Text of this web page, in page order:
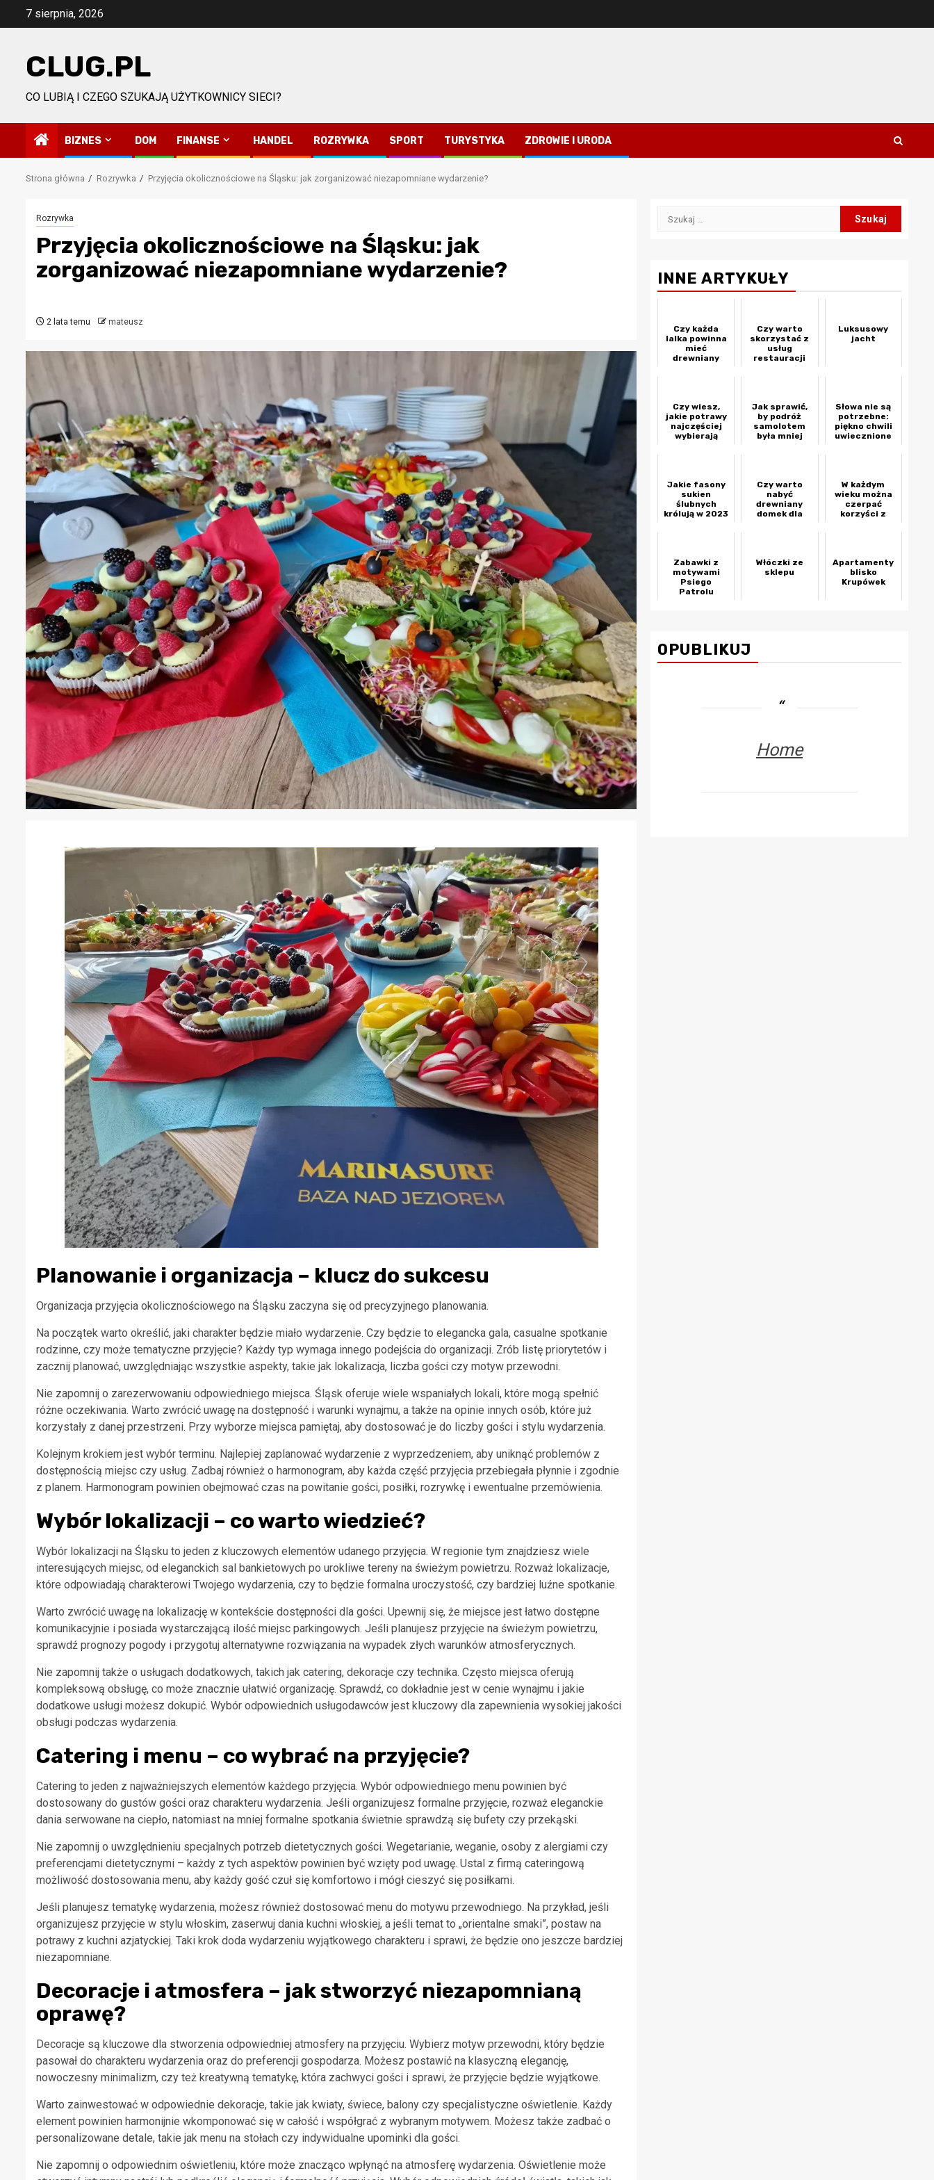
Przejdź7 sierpnia, 2026
CLUG.PL
CO LUBIĄ I CZEGO SZUKAJĄ UŻYTKOWNICY SIECI?
BIZNES DOM FINANSE HANDEL ROZRYWKA SPORT TURYSTYKA ZDROWIE I URODA
Strona główna Rozrywka Przyjęcia okolicznościowe na Śląsku: jak zorganizować niezapomniane wydarzenie?
Rozrywka
Przyjęcia okolicznościowe na Śląsku: jak
zorganizować niezapomniane wydarzenie?
2 lata temu mateusz
Planowanie i organizacja – klucz do sukcesu
Organizacja przyjęcia okolicznościowego na Śląsku zaczyna się od precyzyjnego planowania.
Na początek warto określić, jaki charakter będzie miało wydarzenie. Czy będzie to elegancka gala, casualne spotkanie
rodzinne, czy może tematyczne przyjęcie? Każdy typ wymaga innego podejścia do organizacji. Zrób listę priorytetów i
zacznij planować, uwzględniając wszystkie aspekty, takie jak lokalizacja, liczba gości czy motyw przewodni.
Nie zapomnij o zarezerwowaniu odpowiedniego miejsca. Śląsk oferuje wiele wspaniałych lokali, które mogą spełnić
różne oczekiwania. Warto zwrócić uwagę na dostępność i warunki wynajmu, a także na opinie innych osób, które już
korzystały z danej przestrzeni. Przy wyborze miejsca pamiętaj, aby dostosować je do liczby gości i stylu wydarzenia.
Kolejnym krokiem jest wybór terminu. Najlepiej zaplanować wydarzenie z wyprzedzeniem, aby uniknąć problemów z
dostępnością miejsc czy usług. Zadbaj również o harmonogram, aby każda część przyjęcia przebiegała płynnie i zgodnie
z planem. Harmonogram powinien obejmować czas na powitanie gości, posiłki, rozrywkę i ewentualne przemówienia.
Wybór lokalizacji – co warto wiedzieć?
Wybór lokalizacji na Śląsku to jeden z kluczowych elementów udanego przyjęcia. W regionie tym znajdziesz wiele
interesujących miejsc, od eleganckich sal bankietowych po urokliwe tereny na świeżym powietrzu. Rozważ lokalizacje,
które odpowiadają charakterowi Twojego wydarzenia, czy to będzie formalna uroczystość, czy bardziej luźne spotkanie.
Warto zwrócić uwagę na lokalizację w kontekście dostępności dla gości. Upewnij się, że miejsce jest łatwo dostępne
komunikacyjnie i posiada wystarczającą ilość miejsc parkingowych. Jeśli planujesz przyjęcie na świeżym powietrzu,
sprawdź prognozy pogody i przygotuj alternatywne rozwiązania na wypadek złych warunków atmosferycznych.
Nie zapomnij także o usługach dodatkowych, takich jak catering, dekoracje czy technika. Często miejsca oferują
kompleksową obsługę, co może znacznie ułatwić organizację. Sprawdź, co dokładnie jest w cenie wynajmu i jakie
dodatkowe usługi możesz dokupić. Wybór odpowiednich usługodawców jest kluczowy dla zapewnienia wysokiej jakości
obsługi podczas wydarzenia.
Catering i menu – co wybrać na przyjęcie?
Catering to jeden z najważniejszych elementów każdego przyjęcia. Wybór odpowiedniego menu powinien być
dostosowany do gustów gości oraz charakteru wydarzenia. Jeśli organizujesz formalne przyjęcie, rozważ eleganckie
dania serwowane na ciepło, natomiast na mniej formalne spotkania świetnie sprawdzą się bufety czy przekąski.
Nie zapomnij o uwzględnieniu specjalnych potrzeb dietetycznych gości. Wegetarianie, weganie, osoby z alergiami czy
preferencjami dietetycznymi – każdy z tych aspektów powinien być wzięty pod uwagę. Ustal z firmą cateringową
możliwość dostosowania menu, aby każdy gość czuł się komfortowo i mógł cieszyć się posiłkami.
Jeśli planujesz tematykę wydarzenia, możesz również dostosować menu do motywu przewodniego. Na przykład, jeśli
organizujesz przyjęcie w stylu włoskim, zaserwuj dania kuchni włoskiej, a jeśli temat to „orientalne smaki”, postaw na
potrawy z kuchni azjatyckiej. Taki krok doda wydarzeniu wyjątkowego charakteru i sprawi, że będzie ono jeszcze bardziej
niezapomniane.
Decoracje i atmosfera – jak stworzyć niezapomnianą
oprawę?
Decoracje są kluczowe dla stworzenia odpowiedniej atmosfery na przyjęciu. Wybierz motyw przewodni, który będzie
pasował do charakteru wydarzenia oraz do preferencji gospodarza. Możesz postawić na klasyczną elegancję,
nowoczesny minimalizm, czy też kreatywną tematykę, która zachwyci gości i sprawi, że przyjęcie będzie wyjątkowe.
Warto zainwestować w odpowiednie dekoracje, takie jak kwiaty, świece, balony czy specjalistyczne oświetlenie. Każdy
element powinien harmonijnie wkomponować się w całość i współgrać z wybranym motywem. Możesz także zadbać o
personalizowane detale, takie jak menu na stołach czy indywidualne upominki dla gości.
Nie zapomnij o odpowiednim oświetleniu, które może znacząco wpłynąć na atmosferę wydarzenia. Oświetlenie może
Szukaj:
INNE ARTYKUŁY
Czy każda
lalka powinna
mieć
drewniany
Czy warto
skorzystać z
usług
restauracji
Luksusowy
jacht
Czy wiesz,
jakie potrawy
najczęściej
wybierają
Jak sprawić,
by podróż
samolotem
była mniej
Słowa nie są
potrzebne:
piękno chwili
uwiecznione
Jakie fasony
sukien
ślubnych
królują w 2023
Czy warto
nabyć
drewniany
domek dla
W każdym
wieku można
czerpać
korzyści z
Zabawki z
motywami
Psiego
Patrolu
Włóczki ze
sklepu
Apartamenty
blisko
Krupówek
OPUBLIKUJ
Home